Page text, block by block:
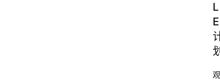
L
E
观